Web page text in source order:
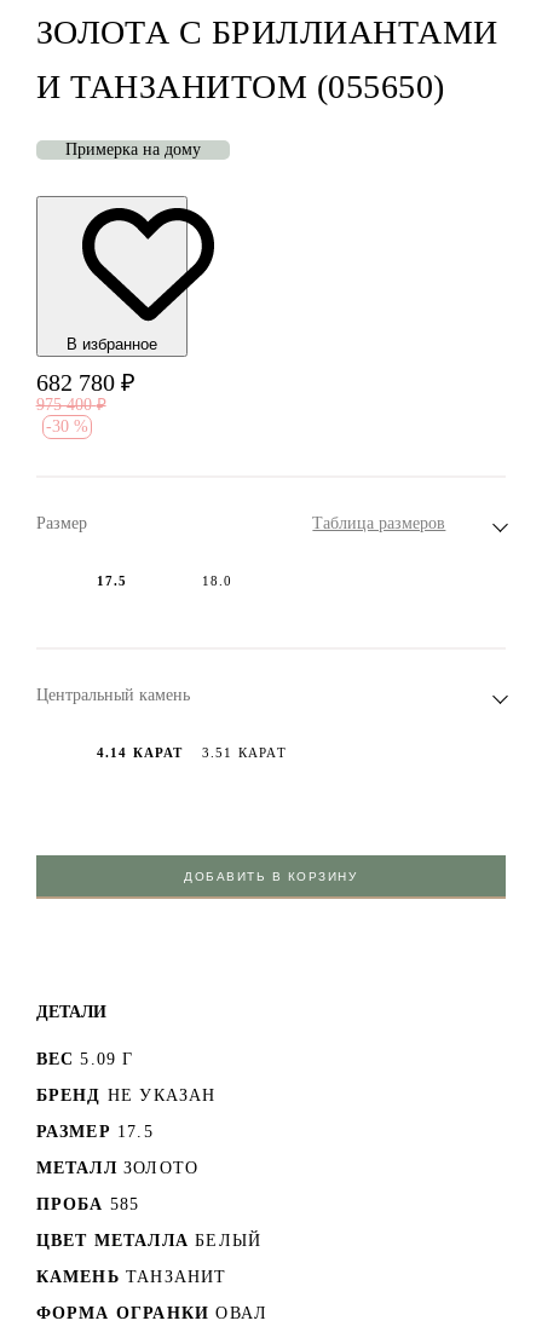
ЗОЛОТА С БРИЛЛИАНТАМИ
И ТАНЗАНИТОМ (055650)
Примерка на дому
В избранноe
682 780 ₽
975 400 ₽
-30 %
Размер Таблица размеров
17.5 18.0
Центральный камень
4.14 КАРАТ 3.51 КАРАТ
ДОБАВИТЬ В КОРЗИНУ
ДЕТАЛИ
ВЕС 5.09 Г
БРЕНД НЕ УКАЗАН
РАЗМЕР 17.5
МЕТАЛЛ ЗОЛОТО
ПРОБА 585
ЦВЕТ МЕТАЛЛА БЕЛЫЙ
КАМЕНЬ ТАНЗАНИТ
ФОРМА ОГРАНКИ ОВАЛ